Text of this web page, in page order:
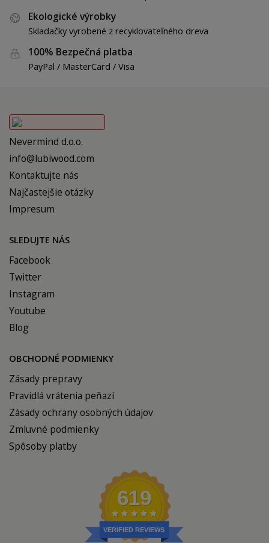
Ekologické výrobky
Skladačky vyrobené z recyklovateľného dreva
100% Bezpečná platba
PayPal / MasterCard / Visa
Nevermind d.o.o.
info@lubiwood.com
Kontaktujte nás
Najčastejšie otázky
Impresum
SLEDUJTE NÁS
Facebook
Twitter
Instagram
Youtube
Blog
OBCHODNÉ PODMIENKY
Zásady prepravy
Pravidlá vrátenia peňazí
Zásady ochrany osobných údajov
Zmluvné podmienky
Spôsoby platby
619
VERIFIED REVIEWS